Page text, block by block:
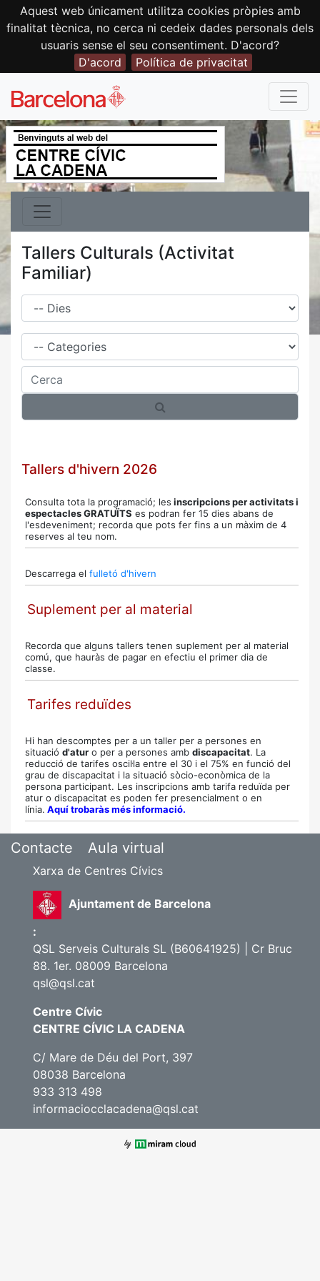
Aquest web únicament utilitza cookies pròpies amb
finalitat tècnica, no cerca ni cedeix dades personals dels
usuaris sense el seu consentiment. D'acord?
D'acord
Política de privacitat
Tallers Culturals (Activitat
Familiar)
Dies
Família
Cerca
Tallers d'hivern 2026
Consulta tota la programació; les inscripcions per activitats i
espectacles GRATUÏTS es podran fer 15 dies abans de
l'esdeveniment; recorda que pots fer fins a un màxim de 4
reserves al teu nom.
Descarrega el fulletó d'hivern
Suplement per al material
Recorda que alguns tallers tenen suplement per al material
comú, que hauràs de pagar en efectiu el primer dia de
classe.
Tarifes reduïdes
Hi han descomptes per a un taller per a persones en
situació d'atur o per a persones amb discapacitat. La
reducció de tarifes oscil·la entre el 30 i el 75% en funció del
grau de discapacitat i la situació sòcio-econòmica de la
persona participant. Les inscripcions amb tarifa reduïda per
atur o discapacitat es poden fer presencialment o en
línia. Aquí trobaràs més informació.
Contacte Aula virtual
Xarxa de Centres Cívics
Ajuntament de Barcelona
:
QSL Serveis Culturals SL (B60641925) | Cr Bruc
88. 1er. 08009 Barcelona
qsl@qsl.cat
Centre Cívic
CENTRE CÍVIC LA CADENA
C/ Mare de Déu del Port, 397
08038 Barcelona
933 313 498
informaciocclacadena@qsl.cat